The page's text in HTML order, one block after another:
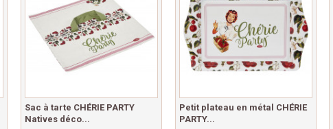
Sac à tarte CHÉRIE PARTY
Natives déco...
Petit plateau en métal CHÉRIE
PARTY...